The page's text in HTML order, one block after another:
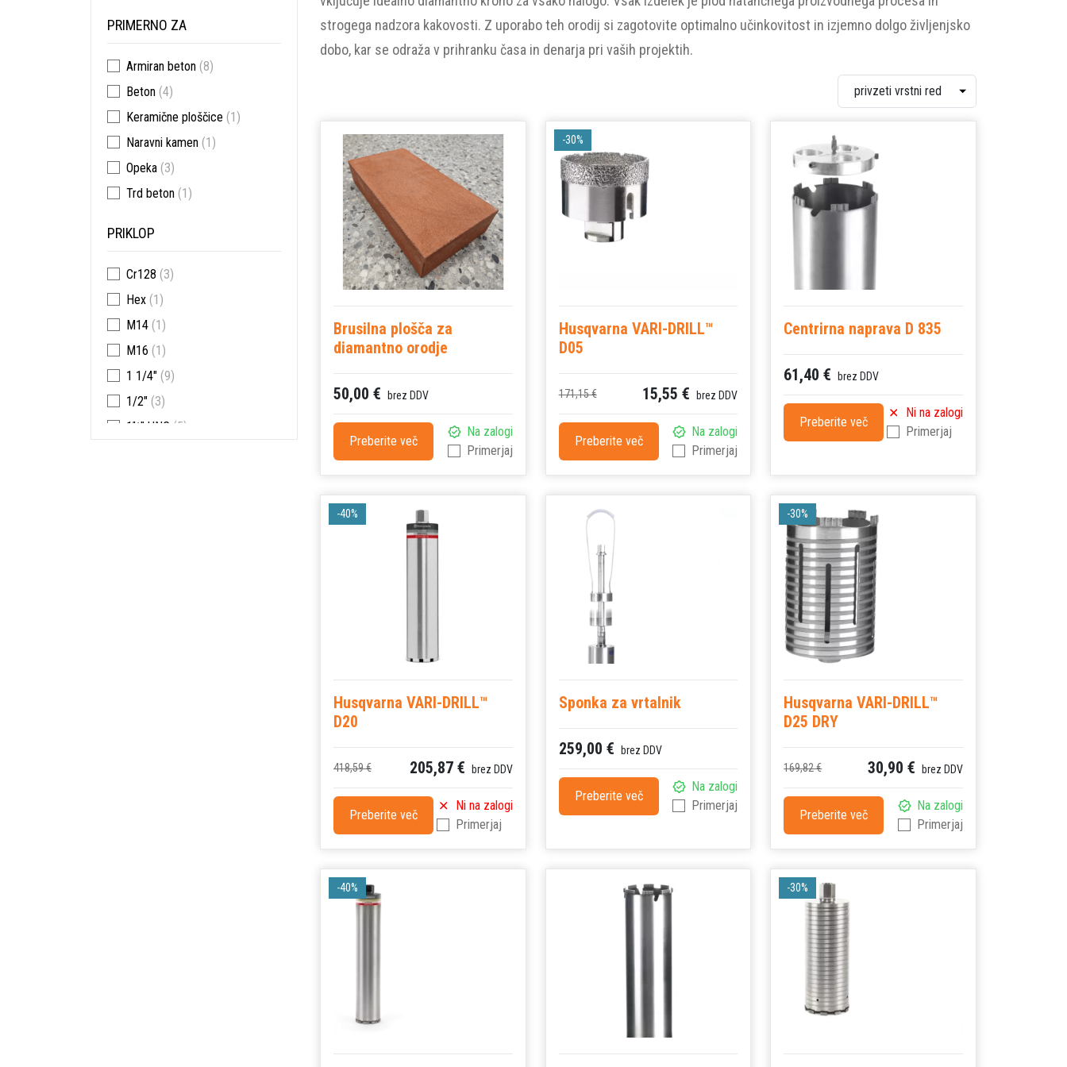
PRIMERNO ZA
Armiran beton (8)
Beton (4)
Keramične ploščice (1)
Naravni kamen (1)
Opeka (3)
Trd beton (1)
PRIKLOP
Cr128 (3)
Hex (1)
M14 (1)
M16 (1)
1 1/4" (9)
1/2" (3)
1¼” UNC (5)
strogega nadzora kakovosti. Z uporabo teh orodij si zagotovite optimalno učinkovitost in izjemno dolgo življenjsko
dobo, kar se odraža v prihranku časa in denarja pri vaših projektih.
Brusilna plošča za
diamantno orodje
50,00 € brez DDV
Preberite več
Na zalogi
Primerjaj
Husqvarna VARI-DRILL™
D05
171,15 € 15,55 € brez DDV
Preberite več
Na zalogi
Primerjaj
-30%
Centrirna naprava D 835
61,40 € brez DDV
Preberite več
Ni na zalogi
Primerjaj
Husqvarna VARI-DRILL™
D20
418,59 € 205,87 € brez DDV
Preberite več
Ni na zalogi
Primerjaj
-40%
Sponka za vrtalnik
259,00 € brez DDV
Preberite več
Na zalogi
Primerjaj
Husqvarna VARI-DRILL™
D25 DRY
169,82 € 30,90 € brez DDV
Preberite več
Na zalogi
Primerjaj
-30%
-40% -30%